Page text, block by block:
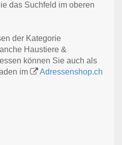
das Suchfeld im oberen
der Kategorie
Haustiere &
können Sie auch als
im
Adressenshop.ch